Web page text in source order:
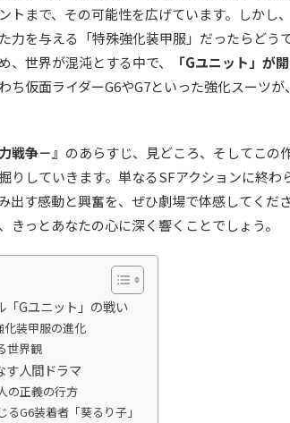
トまで、その可能性を広げています。しかし
力を与える「特殊強化装甲服」だったらどう
世界が混沌とする中で、
「Gユニット」が
ち仮面ライダーG6やG7といった強化スーツが
戦争－』 のあらすじ、見どころ、そしてこの
していきます。単なるSFアクションに終わ
出す感動と興奮を、ぜひ劇場で体感してくだ
きっとあなたの心に深く響くことでしょう。
「Gユニット」の戦い
化装甲服の進化
世界観
す人間ドラマ
の正義の行方
G6装着者「葵るり子」